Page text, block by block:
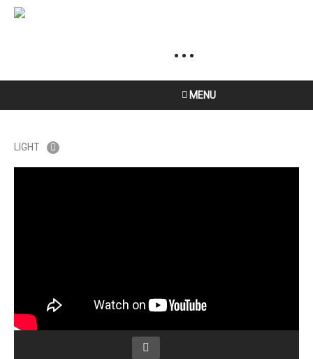
MENU
LIGHT